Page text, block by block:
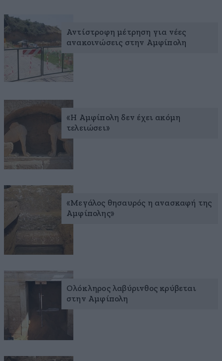
Αντίστροφη μέτρηση για νέες
ανακοινώσεις στην Αμφίπολη
«Η Αμφίπολη δεν έχει ακόμη
τελειώσει»
«Μεγάλος θησαυρός η ανασκαφή της
Αμφίπολης»
Ολόκληρος λαβύρινθος κρύβεται
στην Αμφίπολη